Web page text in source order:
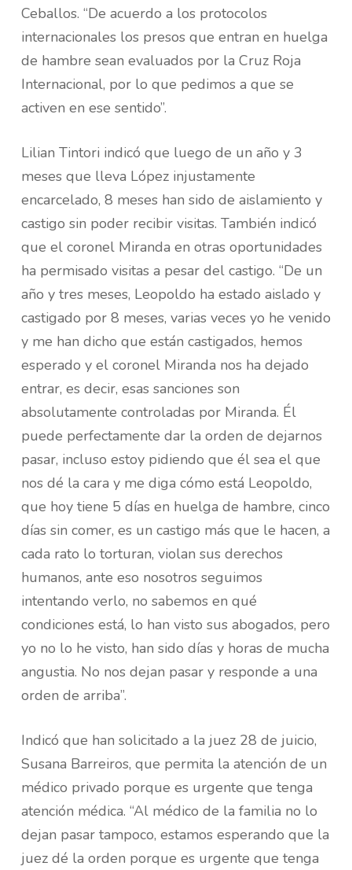
Ceballos. “De acuerdo a los protocolos
internacionales los presos que entran en huelga
de hambre sean evaluados por la Cruz Roja
Internacional, por lo que pedimos a que se
activen en ese sentido”.
Lilian Tintori indicó que luego de un año y 3
meses que lleva López injustamente
encarcelado, 8 meses han sido de aislamiento y
castigo sin poder recibir visitas. También indicó
que el coronel Miranda en otras oportunidades
ha permisado visitas a pesar del castigo. “De un
año y tres meses, Leopoldo ha estado aislado y
castigado por 8 meses, varias veces yo he venido
y me han dicho que están castigados, hemos
esperado y el coronel Miranda nos ha dejado
entrar, es decir, esas sanciones son
absolutamente controladas por Miranda. Él
puede perfectamente dar la orden de dejarnos
pasar, incluso estoy pidiendo que él sea el que
nos dé la cara y me diga cómo está Leopoldo,
que hoy tiene 5 días en huelga de hambre, cinco
días sin comer, es un castigo más que le hacen, a
cada rato lo torturan, violan sus derechos
humanos, ante eso nosotros seguimos
intentando verlo, no sabemos en qué
condiciones está, lo han visto sus abogados, pero
yo no lo he visto, han sido días y horas de mucha
angustia. No nos dejan pasar y responde a una
orden de arriba”.
Indicó que han solicitado a la juez 28 de juicio,
Susana Barreiros, que permita la atención de un
médico privado porque es urgente que tenga
atención médica. “Al médico de la familia no lo
dejan pasar tampoco, estamos esperando que la
juez dé la orden porque es urgente que tenga